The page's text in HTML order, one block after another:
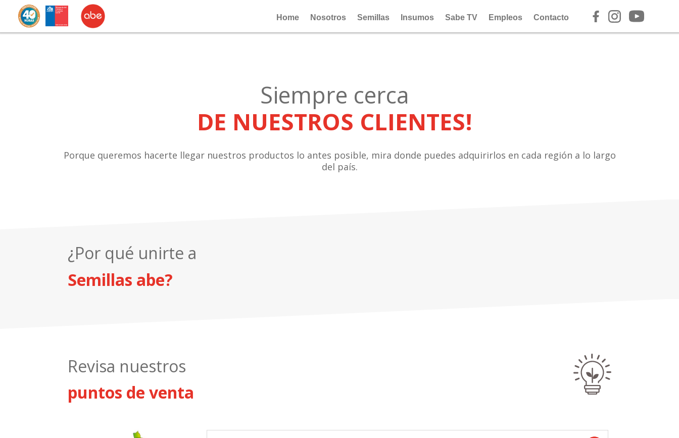
Home Nosotros Semillas Insumos Sabe TV Empleos Contacto
Siempre cerca
DE NUESTROS CLIENTES!
Porque queremos hacerte llegar nuestros productos lo antes posible, mira donde puedes adquirirlos en cada región a lo largo
del país.
¿Por qué unirte a
Semillas abe?
Revisa nuestros
puntos de venta